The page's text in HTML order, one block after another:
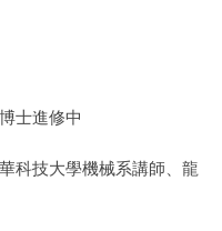
士進修中
技大學機械系講師、龍